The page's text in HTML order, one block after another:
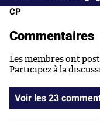
CP
Commentaires
Les membres ont
Participez à la
Voir les 23